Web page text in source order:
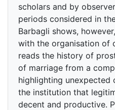
scholars and by
periods considered in
Barbagli shows,
with the organisation of
reads the history of
of marriage from a
highlighting unexpected
the institution that
decent and productive.